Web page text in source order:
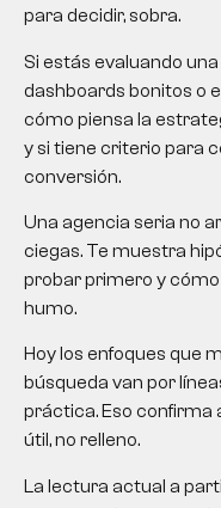
para decidir, sobra.
Si estás evaluando
dashboards bonitos o
cómo piensa la
y si tiene criterio para
conversión.
Una agencia seria no
ciegas. Te muestra
probar primero y
humo.
Hoy los enfoques que
búsqueda van por
práctica. Eso confirma
útil, no relleno.
La lectura actual a